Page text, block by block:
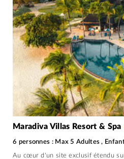
Maradiva Villas Resort & Spa
6 personnes : Max 5 Adultes ,
Au cœur d'un site exclusif étendu